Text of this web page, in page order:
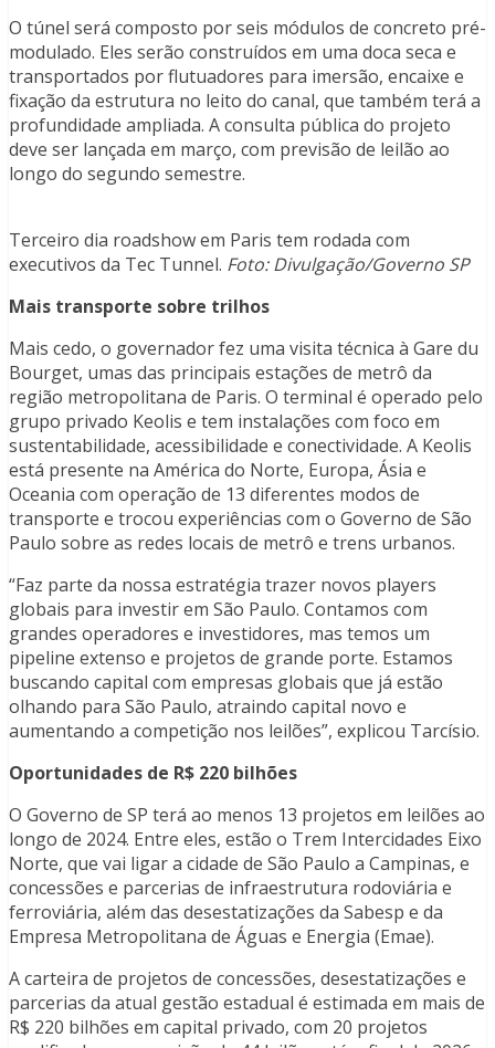
O túnel será composto por seis módulos de concreto pré-
modulado. Eles serão construídos em uma doca seca e
transportados por flutuadores para imersão, encaixe e
fixação da estrutura no leito do canal, que também terá a
profundidade ampliada. A consulta pública do projeto
deve ser lançada em março, com previsão de leilão ao
longo do segundo semestre.
Terceiro dia roadshow em Paris tem rodada com
executivos da Tec Tunnel. Foto: Divulgação/Governo SP
Mais transporte sobre trilhos
Mais cedo, o governador fez uma visita técnica à Gare du
Bourget, umas das principais estações de metrô da
região metropolitana de Paris. O terminal é operado pelo
grupo privado Keolis e tem instalações com foco em
sustentabilidade, acessibilidade e conectividade. A Keolis
está presente na América do Norte, Europa, Ásia e
Oceania com operação de 13 diferentes modos de
transporte e trocou experiências com o Governo de São
Paulo sobre as redes locais de metrô e trens urbanos.
“Faz parte da nossa estratégia trazer novos players
globais para investir em São Paulo. Contamos com
grandes operadores e investidores, mas temos um
pipeline extenso e projetos de grande porte. Estamos
buscando capital com empresas globais que já estão
olhando para São Paulo, atraindo capital novo e
aumentando a competição nos leilões”, explicou Tarcísio.
Oportunidades de R$ 220 bilhões
O Governo de SP terá ao menos 13 projetos em leilões ao
longo de 2024. Entre eles, estão o Trem Intercidades Eixo
Norte, que vai ligar a cidade de São Paulo a Campinas, e
concessões e parcerias de infraestrutura rodoviária e
ferroviária, além das desestatizações da Sabesp e da
Empresa Metropolitana de Águas e Energia (Emae).
A carteira de projetos de concessões, desestatizações e
parcerias da atual gestão estadual é estimada em mais de
R$ 220 bilhões em capital privado, com 20 projetos